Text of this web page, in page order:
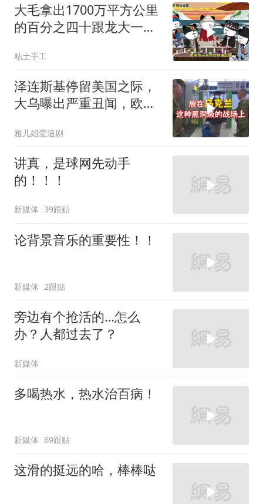
大毛拿出1700万平方公里
的百分之四十跟龙大一起
粘土手工
泽连斯基停留美国之际，
大乌曝出严重丑闻，欧洲
雅儿姐爱追剧
讲真，是球网先动手
的！！！
新媒体 39跟贴
论背景音乐的重要性！！
新媒体 2跟贴
旁边有个抢活的…怎么
办？人都过去了？
新媒体
多喝热水，热水治百病！
新媒体 69跟贴
这滑的挺远的哈，棒棒哒